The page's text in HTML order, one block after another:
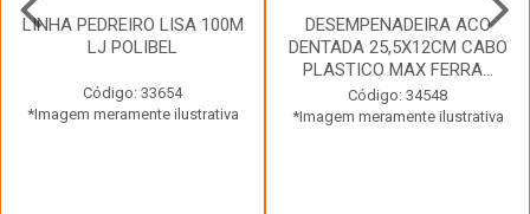
LINHA PEDREIRO LISA 100M
LJ POLIBEL
Código: 33654
*Imagem meramente ilustrativa
DESEMPENADEIRA ACO
DENTADA 25,5X12CM CABO
PLASTICO MAX FERRA...
Código: 34548
*Imagem meramente ilustrativa